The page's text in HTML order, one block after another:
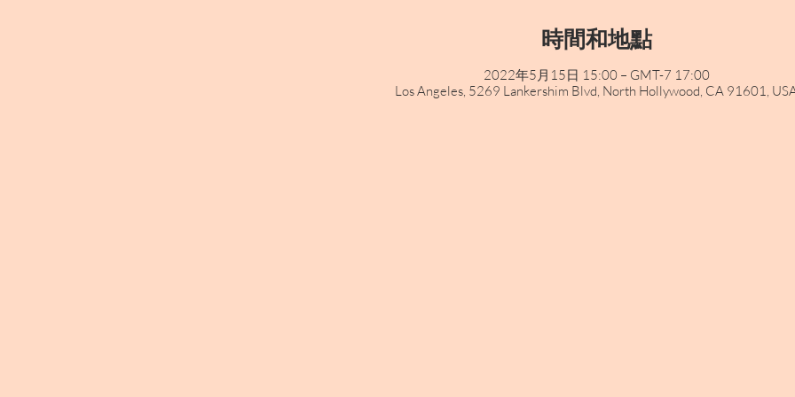
時間和地點
2022年5月15日 15:00 – GMT-7 17:00
Los Angeles, 5269 Lankershim Blvd, North Hollywood, CA 91601,